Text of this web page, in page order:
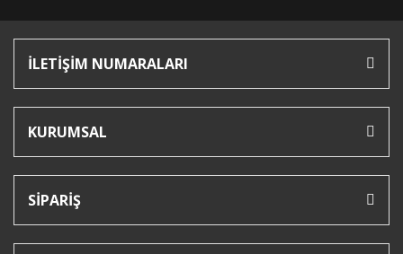
İLETİŞİM NUMARALARI
KURUMSAL
SİPARİŞ